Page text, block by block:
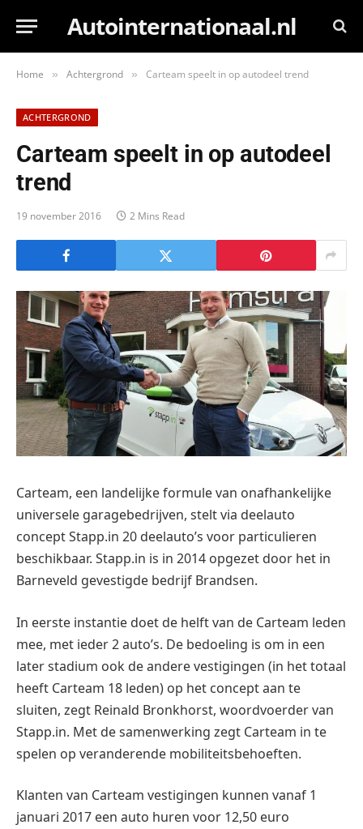
Autointernationaal.nl
Home » Achtergrond » Carteam speelt in op autodeel trend
ACHTERGROND
Carteam speelt in op autodeel
trend
19 november 2016 2 Mins Read
Carteam, een landelijke formule van onafhankelijke
universele garagebedrijven, stelt via deelauto
concept Stapp.in 20 deelauto’s voor particulieren
beschikbaar. Stapp.in is in 2014 opgezet door het in
Barneveld gevestigde bedrijf Brandsen.
In eerste instantie doet de helft van de Carteam leden
mee, met ieder 2 auto’s. De bedoeling is om in een
later stadium ook de andere vestigingen (in het totaal
heeft Carteam 18 leden) op het concept aan te
sluiten, zegt Reinald Bronkhorst, woordvoerder van
Stapp.in. Met de samenwerking zegt Carteam in te
spelen op veranderende mobiliteitsbehoeften.
Klanten van Carteam vestigingen kunnen vanaf 1
januari 2017 een auto huren voor 12,50 euro